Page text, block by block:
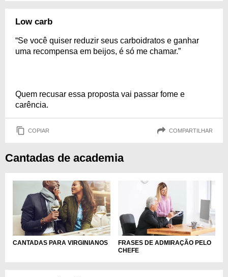
Low carb
“Se você quiser reduzir seus carboidratos e ganhar
uma recompensa em beijos, é só me chamar.”
Quem recusar essa proposta vai passar fome e
carência.
COPIAR COMPARTILHAR
Cantadas de academia
CANTADAS PARA VIRGINIANOS
FRASES DE ADMIRAÇÃO PELO
CHEFE